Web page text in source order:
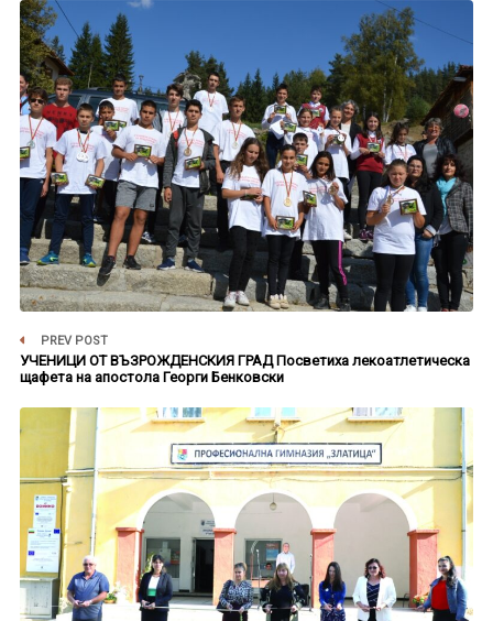
PREV POST
УЧЕНИЦИ ОТ ВЪЗРОЖДЕНСКИЯ ГРАД Посветиха лекоатлетическа
щафета на апостола Георги Бенковски